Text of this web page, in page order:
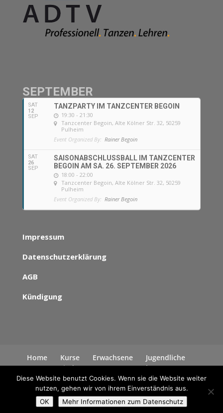
SEPTEMBER
SAT
12
SEP
TANZPARTY IM TANZCENTER BEGOIN
19:30 - 21:30
Tanzcenter Begoin, Alte Kölner Str. 32, 50259
Pulheim
Event Organized By: Rainer Begoin
SAT
26
SEP
SAISONABSCHLUSSBALL IM TANZCENTER
BEGOIN AM SA. 26. SEPTEMBER 2026
18:00 - 22:00
Tanzcenter Begoin, Alte Kölner Str. 32, 50259
Pulheim
Event Organized By: Rainer Begoin
Impressum
Datenschutzerklärung
AGB
Kündigung
Home Kurse Erwachsene
Jugendliche
Kinder
News
Kontakt
Datenschutzerklärung
Alle Rechte liegen bei Rainer Begoin
Diese Website benutzt Cookies. Wenn sie die Website weiter
nutzen, gehen wir von ihrem Einverständnis aus.
OK
Mehr Informationen zum Datenschutz